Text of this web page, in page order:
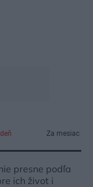
Za mesiac
presne podľa
ich život i